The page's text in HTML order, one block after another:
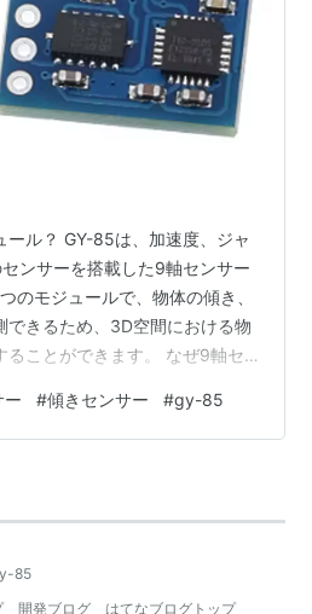
ール？ GY-85は、加速度、ジャ
ンサーを搭載した9軸センサー
のモジュールで、物体の傾き、
できるため、3D空間における物
ることができます。 なぜ9軸セ
らず、ジャイロセンサーだけ
ません。地磁気センサーを加え
度の向上: 複数のセンサーのデ
で、それぞれのセンサーの弱点
ー #傾きセンサー #gy-85
85
開発ブログ はてなブログトップ